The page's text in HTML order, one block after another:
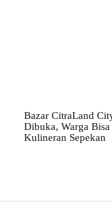
Bazar CitraLand
Dibuka, Warga
Kulineran Sepekan